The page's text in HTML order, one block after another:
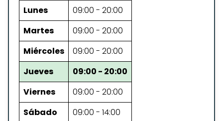
Lunes
09:00 - 20:00
Martes
09:00 - 20:00
Miércoles
09:00 - 20:00
Jueves
09:00 - 20:00
Viernes
09:00 - 20:00
Sábado
09:00 - 14:00